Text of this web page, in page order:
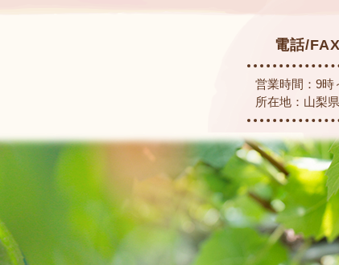
電話/FAX
営業時間：9時
所在地：山梨